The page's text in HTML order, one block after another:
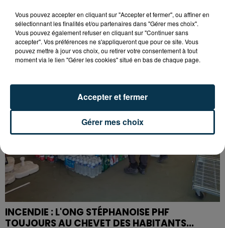
MONTBRISON POUR LE TOUR DE FRANCE
FÉMININ
INCENDIE : L'ONG STÉPHANOISE PHF
TOUJOURS AU CHEVET DES HABITANTS...
Vous pouvez accepter en cliquant sur "Accepter et fermer", ou affiner en
sélectionnant les finalités et/ou partenaires dans "Gérer mes choix".
Vous pouvez également refuser en cliquant sur "Continuer sans
accepter". Vos préférences ne s'appliqueront que pour ce site. Vous
pouvez mettre à jour vos choix, ou retirer votre consentement à tout
moment via le lien "Gérer les cookies" situé en bas de chaque page.
Gérer mes choix
Accepter et fermer